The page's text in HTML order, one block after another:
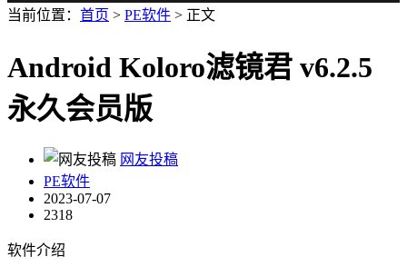
当前位置： 首页 > PE软件 > 正文
Android Koloro滤镜君 v6.2.5
永久会员版
网友投稿
PE软件
2023-07-07
2318
软件介绍